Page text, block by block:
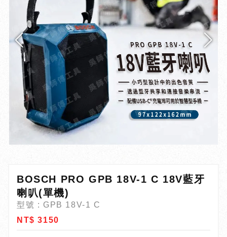
BOSCH PRO GPB 18V-1 C 18V藍牙
喇叭(單機)
型號 : GPB 18V-1 C
NT$ 3150